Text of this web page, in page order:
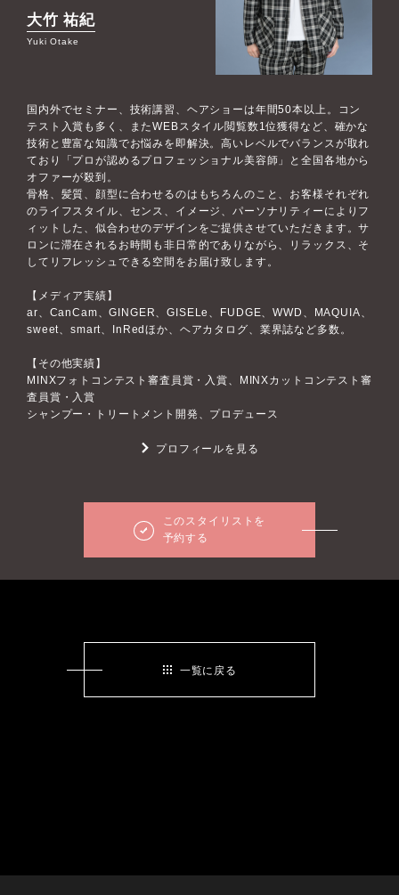
大竹 祐紀
Yuki Otake
国内外でセミナー、技術講習、ヘアショーは年間50本以上。コン
テスト入賞も多く、またWEBスタイル閲覧数1位獲得など、確かな
技術と豊富な知識でお悩みを即解決。高いレベルでバランスが取れ
ており「プロが認めるプロフェッショナル美容師」と全国各地から
オファーが殺到。
骨格、髪質、顔型に合わせるのはもちろんのこと、お客様それぞれ
のライフスタイル、センス、イメージ、パーソナリティーによりフ
ィットした、似合わせのデザインをご提供させていただきます。サ
ロンに滞在されるお時間も非日常的でありながら、リラックス、そ
してリフレッシュできる空間をお届け致します。
【メディア実績】
ar、CanCam、GINGER、GISELe、FUDGE、WWD、MAQUIA、
sweet、smart、InRedほか、ヘアカタログ、業界誌など多数。
【その他実績】
MINXフォトコンテスト審査員賞・入賞、MINXカットコンテスト審
査員賞・入賞
シャンプー・トリートメント開発、プロデュース
プロフィールを見る
このスタイリストを
予約する
一覧に戻る